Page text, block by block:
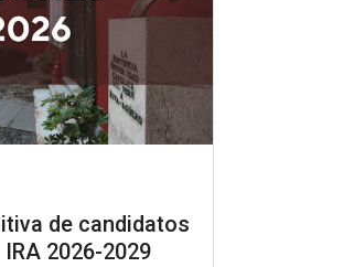
de candidatos
2026-2029